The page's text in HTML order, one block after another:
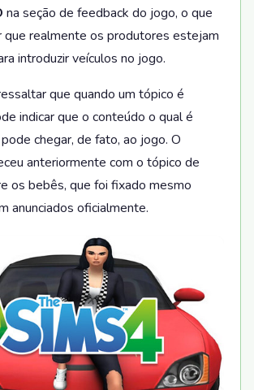
na seção de feedback do jogo, o que
que realmente os produtores estejam
introduzir veículos no jogo.
que quando um tópico é
indicar que o conteúdo o qual é
chegar, de fato, ao jogo. O
anteriormente com o tópico de
os bebês, que foi fixado mesmo
anunciados oficialmente.